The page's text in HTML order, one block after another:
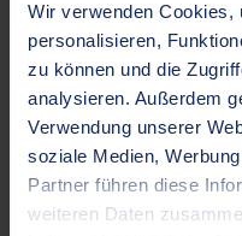
Wir verwenden Cookies,
personalisieren,
zu können und die
analysieren. Außerdem
Verwendung unserer
soziale Medien,
Partner führen diese
weiteren Daten
Postanschrift:
Postfach7125
24171 Kiel
Sachgebiet